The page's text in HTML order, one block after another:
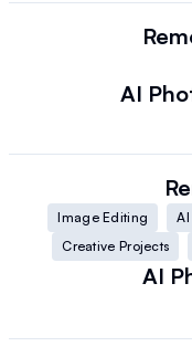
AI
Image Editing
Creative Projects
AI